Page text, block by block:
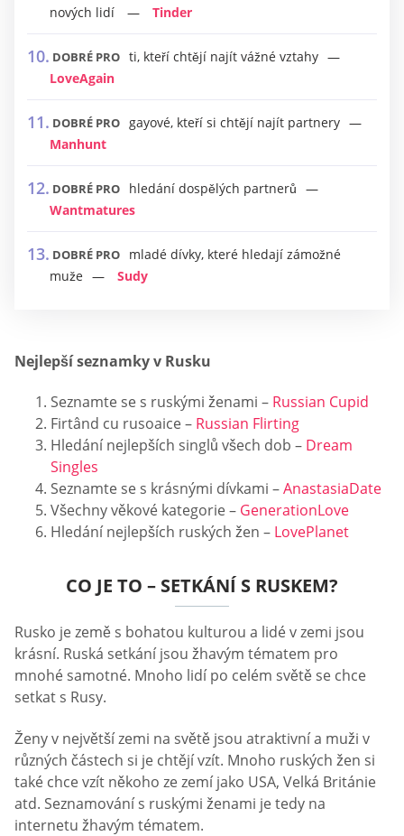
nových lidí
Tinder
DOBRÉ PRO ti, kteří chtějí najít vážné vztahy
LoveAgain
DOBRÉ PRO gayové, kteří si chtějí najít partnery
Manhunt
DOBRÉ PRO
hledání dospělých partnerů
Wantmatures
DOBRÉ PRO
mladé dívky, které hledají zámožné
muže
Sudy
Nejlepší seznamky v Rusku
Seznamte se s ruskými ženami – Russian Cupid
Firtând cu rusoaice – Russian Flirting
Hledání nejlepších singlů všech dob – Dream
Singles
Seznamte se s krásnými dívkami –AnastasiaDate
Všechny věkové kategorie – GenerationLove
Hledání nejlepších ruských žen – LovePlanet
CO JE TO – SETKÁNÍ S RUSKEM?
Rusko je země s bohatou kulturou a lidé v zemi jsou
krásní. Ruská setkání jsou žhavým tématem pro
mnohé samotné. Mnoho lidí po celém světě se chce
setkat s Rusy.
Ženy v největší zemi na světě jsou atraktivní a muži v
různých částech si je chtějí vzít. Mnoho ruských žen si
také chce vzít někoho ze zemí jako USA, Velká Británie
atd. Seznamování s ruskými ženami je tedy na
internetu žhavým tématem.